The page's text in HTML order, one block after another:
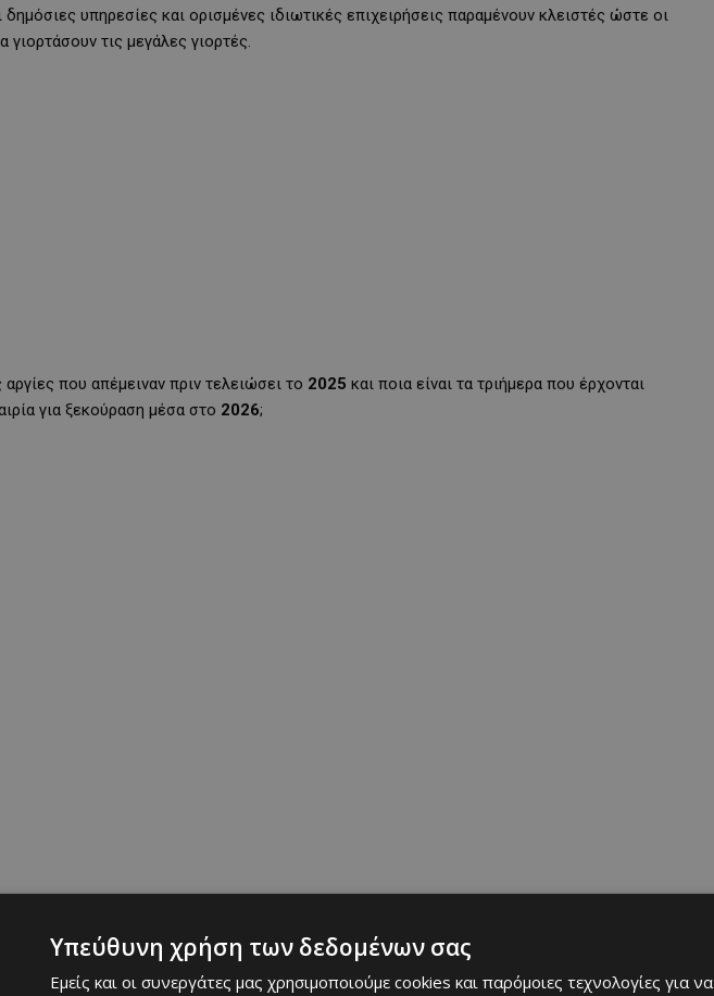
υπηρεσίες και ορισμένες ιδιωτικές επιχειρήσεις παραμένουν κλειστές ώστε οι
γιορτάσουν τις μεγάλες γιορτές.
που απέμειναν πριν τελειώσει το 2025 και ποια είναι τα τριήμερα που έρχονται
για ξεκούραση μέσα στο 2026;
Υπεύθυνη χρήση των δεδομένων σας
Εμείς και οι συνεργάτες μας χρησιμοποιούμε cookies και παρόμοιες τεχνολογίες για να